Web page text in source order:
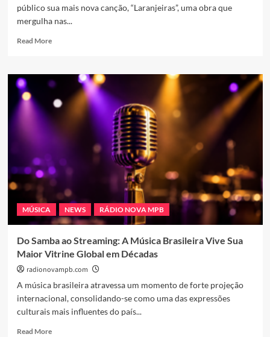
público sua mais nova canção, “Laranjeiras”, uma obra que
mergulha nas...
Read MoreRead
Ronaldo
Lima
Transforma
Memórias
e
no
Lançamento
de
“Laranjeiras”
MÚSICA
NEWS RÁDIO NOVA MPB
Do Samba ao Streaming: A Música Brasileira Vive Sua
Maior Vitrine Global em Décadas
radionovampb.com
A música brasileira atravessa um momento de forte projeção
internacional, consolidando-se como uma das expressões
culturais mais influentes do país...
Read MoreRead